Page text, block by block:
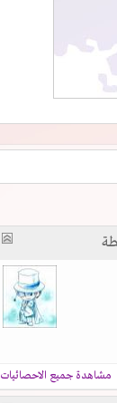
مشاهدة جميع الاحصائيات